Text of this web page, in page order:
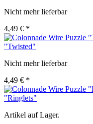
Nicht mehr lieferbar
4,49 € *
"Twisted"
Nicht mehr lieferbar
4,49 € *
"Ringlets"
Artikel auf Lager.